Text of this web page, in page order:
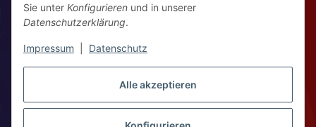
Alle akzeptieren
Sie unter Konfigurieren und in unserer
Datenschutzerklärung.
Impressum Datenschutz
+49 6073 7250531
Vertrag widerrufen